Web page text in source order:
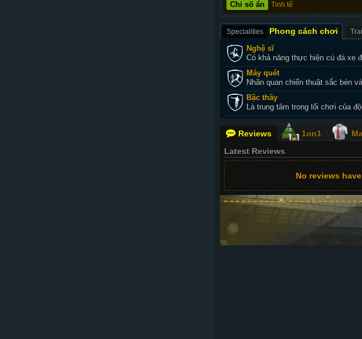
Chỉ số ẩn Tinh tế
Specialities Phong cách chơi
Nghệ sĩ
Có khả năng thực hiện cú đá xe
Máy quét
Nhãn quan chiến thuật sắc bén
Bậc thầy
Là trung tâm trong lối chơi của
Reviews 1on1
Latest Reviews
No reviews